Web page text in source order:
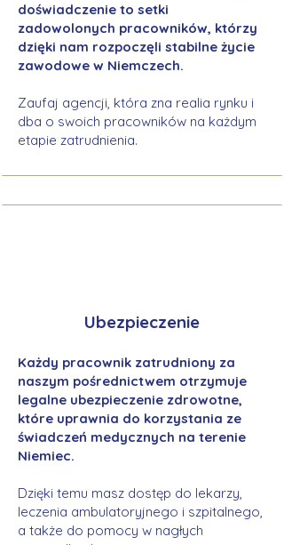
doświadczenie to setki
zadowolonych pracowników, którzy
dzięki nam rozpoczęli stabilne życie
zawodowe w Niemczech.
Zaufaj agencji, która zna realia rynku i
dba o swoich pracowników na każdym
etapie zatrudnienia.
Ubezpieczenie
Każdy pracownik zatrudniony za
naszym pośrednictwem otrzymuje
legalne ubezpieczenie zdrowotne,
które uprawnia do korzystania ze
świadczeń medycznych na terenie
Niemiec.
Dzięki temu masz dostęp do lekarzy,
leczenia ambulatoryjnego i szpitalnego,
a także do pomocy w nagłych